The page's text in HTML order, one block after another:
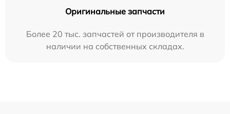
Оригинальные запчасти
Более 20 тыс. запчастей от производителя в
наличии на собственных складах.